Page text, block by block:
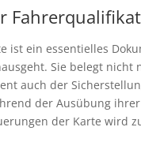
ist ein essentielles
Sie belegt
auch der
der Ausübung
der Karte wird